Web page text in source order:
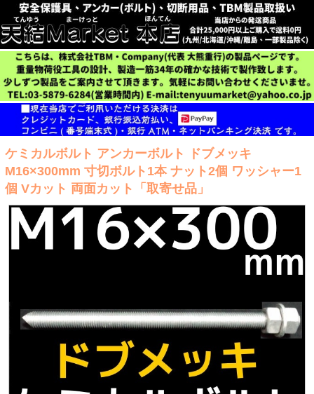
ケミカルボルト アンカーボルト ドブメッキ
M16×300mm 寸切ボルト1本 ナット2個 ワッシャー1
個 Vカット 両面カット「取寄せ品」